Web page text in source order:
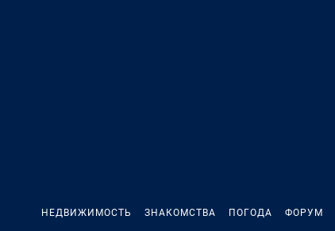
НЕДВИЖИМОСТЬ ЗНАКОМСТВА ПОГОДА ФОРУМ